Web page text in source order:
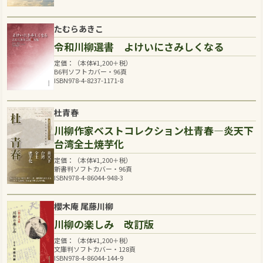
たむらあきこ
令和川柳選書 よけいにさみしくなる
定価：（本体¥1,200＋税）
B6判ソフトカバー・96頁
ISBN978-4-8237-1171-8
杜青春
川柳作家ベストコレクション杜青春―炎天下
台湾全土焼芋化
定価：（本体¥1,200＋税）
新書判ソフトカバー・96頁
ISBN978-4-86044-948-3
櫻木庵 尾藤川柳
川柳の楽しみ 改訂版
定価：（本体¥1,200＋税）
文庫判ソフトカバー・128頁
ISBN978-4-86044-144-9